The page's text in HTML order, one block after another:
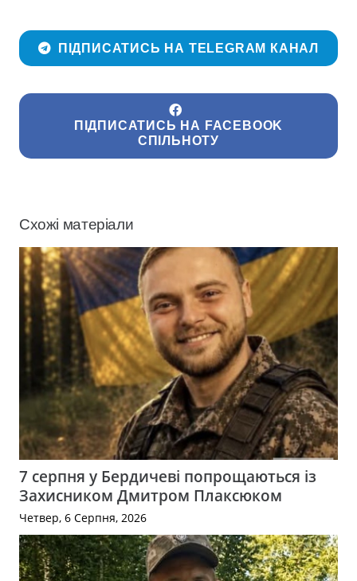
ПІДПИСАТИСЬ НА TELEGRAM КАНАЛ
ПІДПИСАТИСЬ НА FACEBOOK
СПІЛЬНОТУ
Схожі матеріали
7 серпня у Бердичеві попрощаються із
Захисником Дмитром Плаксюком
Четвер, 6 Серпня, 2026